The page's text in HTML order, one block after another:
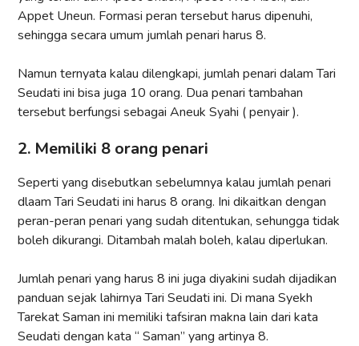
Appet Uneun. Formasi peran tersebut harus dipenuhi,
sehingga secara umum jumlah penari harus 8.
Namun ternyata kalau dilengkapi, jumlah penari dalam Tari
Seudati ini bisa juga 10 orang. Dua penari tambahan
tersebut berfungsi sebagai Aneuk Syahi ( penyair ).
2. Memiliki 8 orang penari
Seperti yang disebutkan sebelumnya kalau jumlah penari
dlaam Tari Seudati ini harus 8 orang. Ini dikaitkan dengan
peran-peran penari yang sudah ditentukan, sehungga tidak
boleh dikurangi. Ditambah malah boleh, kalau diperlukan.
Jumlah penari yang harus 8 ini juga diyakini sudah dijadikan
panduan sejak lahirnya Tari Seudati ini. Di mana Syekh
Tarekat Saman ini memiliki tafsiran makna lain dari kata
Seudati dengan kata “ Saman” yang artinya 8.